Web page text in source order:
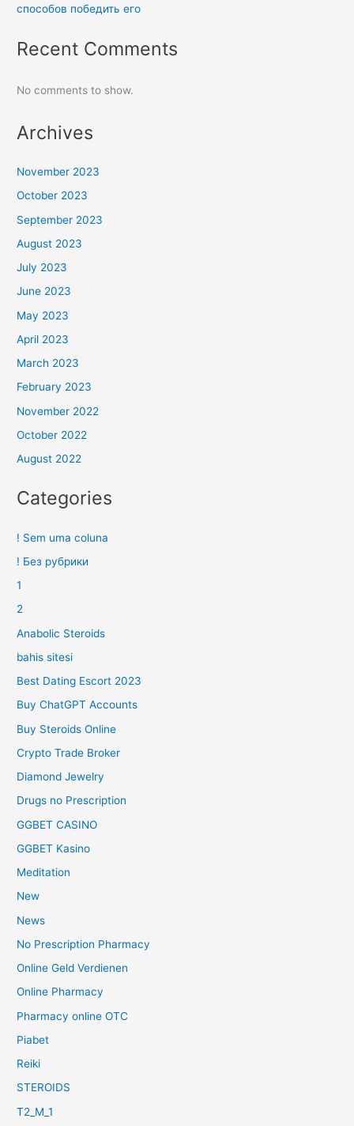
способов победить его
Recent Comments
No comments to show.
Archives
November 2023
October 2023
September 2023
August 2023
July 2023
June 2023
May 2023
April 2023
March 2023
February 2023
November 2022
October 2022
August 2022
Categories
! Sem uma coluna
! Без рубрики
1
2
Anabolic Steroids
bahis sitesi
Best Dating Escort 2023
Buy ChatGPT Accounts
Buy Steroids Online
Crypto Trade Broker
Diamond Jewelry
Drugs no Prescription
GGBET CASINO
GGBET Kasino
Meditation
New
News
No Prescription Pharmacy
Online Geld Verdienen
Online Pharmacy
Pharmacy online OTC
Piabet
Reiki
STEROIDS
T2_M_1